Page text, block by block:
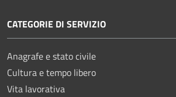
CATEGORIE DI SERVIZIO
Anagrafe e stato civile
Cultura e tempo libero
Vita lavorativa